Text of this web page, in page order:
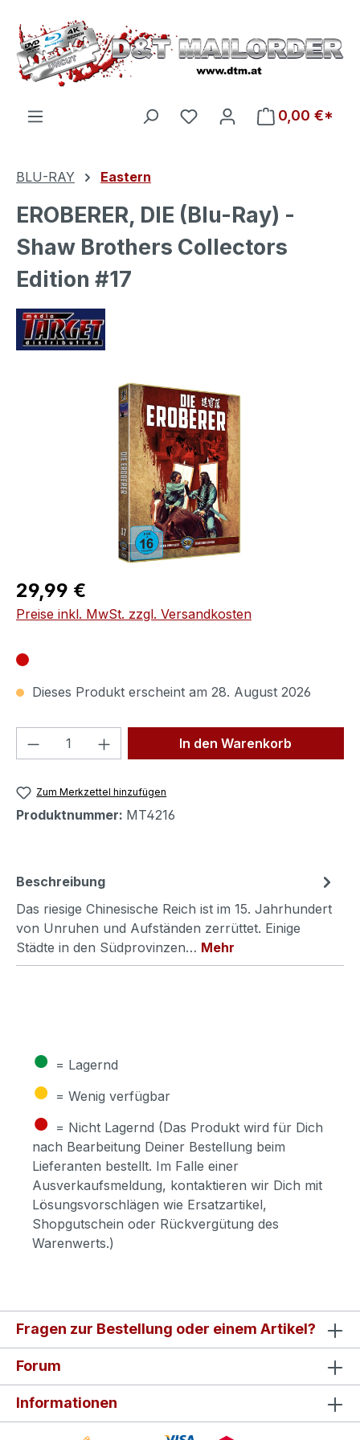
Zum Hauptinhalt springen
Du hast 0 Produkte auf
0,00 €*
BLU-RAY Eastern
EROBERER, DIE (Blu-Ray) -
Shaw Brothers Collectors
Edition #17
Bildergalerie überspringen
Regulärer Preis:
29,99 €
Preise inkl. MwSt. zzgl. Versandkosten
Dieses Produkt erscheint am 28. August 2026
Produkt Anzahl: Gib denIn den Warenkorb
Zum Merkzettel hinzufügen
Produktnummer: MT4216
Beschreibung
Das riesige Chinesische Reich ist im 15. Jahrhundert
von Unruhen und Aufständen zerrüttet. Einige
Städte in den Südprovinzen… Mehr
● = Lagernd
● = Wenig verfügbar
● = Nicht Lagernd (Das Produkt wird für Dich
nach Bearbeitung Deiner Bestellung beim
Lieferanten bestellt. Im Falle einer
Ausverkaufsmeldung, kontaktieren wir Dich mit
Lösungsvorschlägen wie Ersatzartikel,
Shopgutschein oder Rückvergütung des
Warenwerts.)
Fragen zur Bestellung oder einem Artikel?
Forum
Informationen